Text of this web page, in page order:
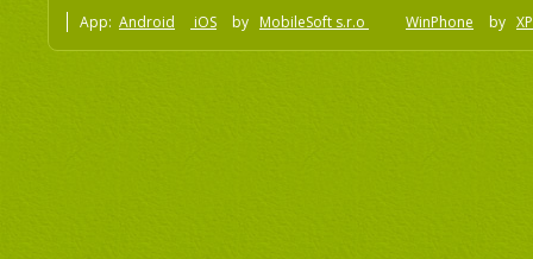
App: Android iOS by MobileSoft s.r.o WinPhone by